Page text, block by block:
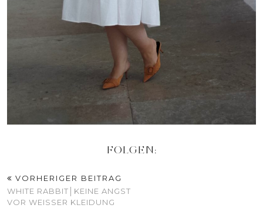
FOLGEN:
VORHERIGER BEITRAG
WHITE RABBIT│KEINE ANGST
VOR WEISSER KLEIDUNG